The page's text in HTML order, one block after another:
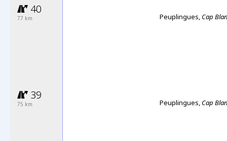
40
77 km Peuplingues, Cap
39
75 km Peuplingues, Cap